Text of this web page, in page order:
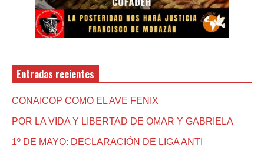
Entradas recientes
CONAICOP COMO EL AVE FENIX
POR LA VIDA Y LIBERTAD DE OMAR Y GABRIELA
1º DE MAYO: DECLARACIÓN DE LIGA ANTI